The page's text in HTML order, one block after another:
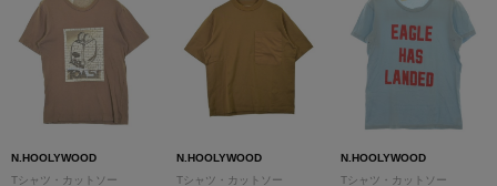
N.HOOLYWOOD
Tシャツ・カットソー
N.HOOLYWOOD
Tシャツ・カットソー
N.HOOLYWOOD
Tシャツ・カットソー